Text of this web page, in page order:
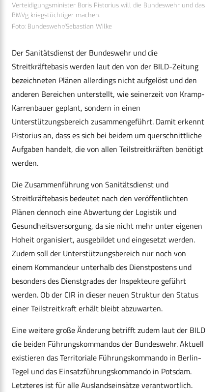
Verteidigungsminister Boris Pistorius will die Bundeswehr und das
BMVg kriegstüchtiger machen.
Foto: Bundeswehr/Sebastian Wilke
Der Sanitätsdienst der Bundeswehr und die
Streitkräftebasis werden laut den von der BILD-Zeitung
bezeichneten Plänen allerdings nicht aufgelöst und den
anderen Bereichen unterstellt, wie seinerzeit von Kramp-
Karrenbauer geplant, sondern in einen
Unterstützungsbereich zusammengeführt. Damit erkennt
Pistorius an, dass es sich bei beidem um querschnittliche
Aufgaben handelt, die von allen Teilstreitkräften benötigt
werden.
Die Zusammenführung von Sanitätsdienst und
Streitkräftebasis bedeutet nach den veröffentlichten
Plänen dennoch eine Abwertung der Logistik und
Gesundheitsversorgung, da sie nicht mehr unter eigenen
Hoheit organisiert, ausgebildet und eingesetzt werden.
Zudem soll der Unterstützungsbereich nur noch von
einem Kommandeur unterhalb des Dienstpostens und
besonders des Dienstgrades der Inspekteure geführt
werden. Ob der CIR in dieser neuen Struktur den Status
einer Teilstreitkraft erhält bleibt abzuwarten.
Eine weitere große Änderung betrifft zudem laut der BILD
die beiden Führungskommandos der Bundeswehr. Aktuell
existieren das Territoriale Führungskommando in Berlin-
Tegel und das Einsatzführungskommando in Potsdam.
Letzteres ist für alle Auslandseinsätze verantwortlich.